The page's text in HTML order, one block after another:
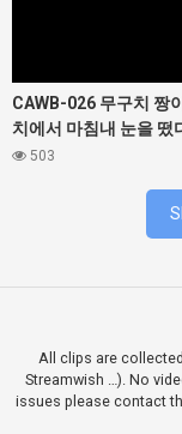
CAWB-026 무구치 짱
치에서 마침내 눈을 떴
람이 굉장한 신장
얼굴 사정으로 이키 부
503
All clips are
Streamwish …). No
issues please contact